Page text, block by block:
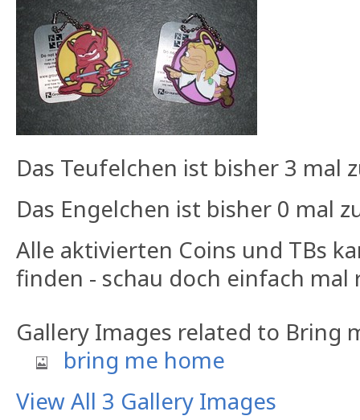
Das Teufelchen ist bisher 3 mal
Das Engelchen ist bisher 0 mal
Alle aktivierten Coins und TBs
finden - schau doch einfach mal
Gallery Images related to Bring
bring me home
View All 3 Gallery Images